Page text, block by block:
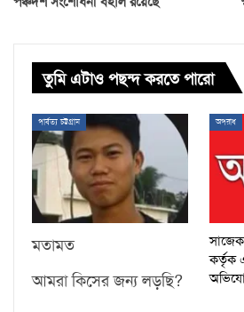
তুমি এটাও পছন্দ করতে পারো
পার্বত্য চট্টগ্রাম
মতামত
আমরা কিসের জন্য লড়ছি?
অপরাধ
কর্তৃক